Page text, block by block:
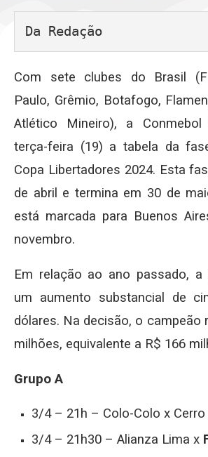
Da Redação
Com sete clubes do Brasil
Paulo, Grêmio, Botafogo,
Atlético Mineiro), a Conmebol
terça-feira (19) a tabela da
Copa Libertadores 2024. Esta
de abril e termina em 30 de
está marcada para Buenos
novembro.
Em relação ao ano passado, a
um aumento substancial de
dólares. Na decisão, o campeão
milhões, equivalente a R$ 166
Grupo A
3/4 – 21h – Colo-Colo x
3/4 – 21h30 – Alianza Lima x